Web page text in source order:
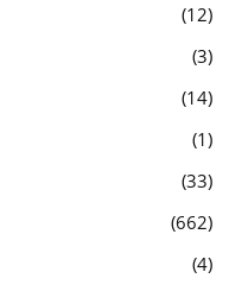
12
3
14
1
33
662
4